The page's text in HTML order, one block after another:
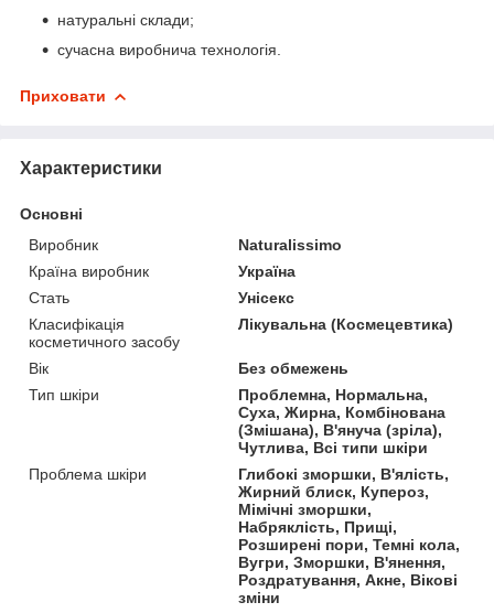
натуральні склади;
сучасна виробнича технологія.
Приховати
Характеристики
Основні
Виробник
Naturalissimo
Країна виробник
Україна
Стать
Унісекс
Класифікація
косметичного засобу
Лікувальна (Космецевтика)
Вік
Без обмежень
Тип шкіри
Проблемна, Нормальна,
Суха, Жирна, Комбінована
(Змішана), В'януча (зріла),
Чутлива, Всі типи шкіри
Проблема шкіри
Глибокі зморшки, В'ялість,
Жирний блиск, Купероз,
Мімічні зморшки,
Набряклість, Прищі,
Розширені пори, Темні кола,
Вугри, Зморшки, В'янення,
Роздратування, Акне, Вікові
зміни